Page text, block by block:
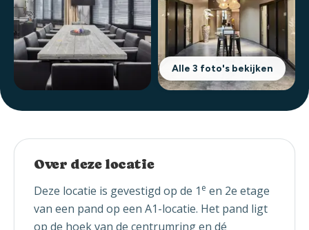
Alle 3 foto's bekijken
Over deze locatie
Deze locatie is gevestigd op de 1 e en 2e etage
van een pand op een A1-locatie. Het pand ligt
op de hoek van de centrumring en dé